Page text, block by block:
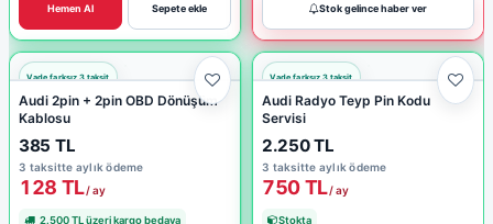
Sepete ekle
Hemen Al Stok gelince haber ver
Audi 2pin + 2pin OBD Dönüşüm
Kablosu
385 TL
3 taksitte aylık ödeme
128 TL/ ay
2.500 TL üzeri kargo bedava
Audi Radyo Teyp Pin Kodu
Servisi
2.250 TL
3 taksitte aylık ödeme
750 TL/ ay
Stokta